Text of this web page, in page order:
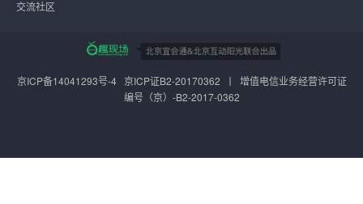
交流社区
京ICP备14041293号-4京ICP证B2-20170362 丨 增值电信业务经营许可证
编号（京）-B2-2017-0362